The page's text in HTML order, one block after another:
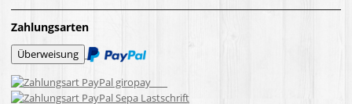
Zahlungsarten